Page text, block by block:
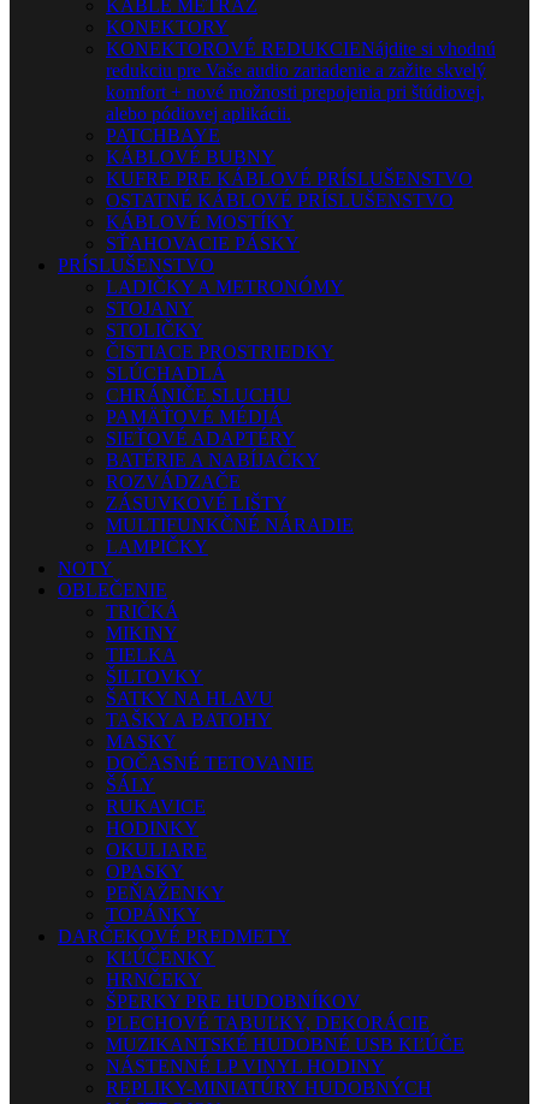
KÁBLE METRÁŽ
KONEKTORY
KONEKTOROVÉ REDUKCIENájdite si vhodnú
redukciu pre Vaše audio zariadenie a zažite skvelý
komfort + nové možnosti prepojenia pri štúdiovej,
alebo pódiovej aplikácii.
PATCHBAYE
KÁBLOVÉ BUBNY
KUFRE PRE KÁBLOVÉ PRÍSLUŠENSTVO
OSTATNÉ KÁBLOVÉ PRÍSLUŠENSTVO
KÁBLOVÉ MOSTÍKY
SŤAHOVACIE PÁSKY
PRÍSLUŠENSTVO
LADIČKY A METRONÓMY
STOJANY
STOLIČKY
ČISTIACE PROSTRIEDKY
SLÚCHADLÁ
CHRÁNIČE SLUCHU
PAMÄŤOVÉ MÉDIÁ
SIEŤOVÉ ADAPTÉRY
BATÉRIE A NABÍJAČKY
ROZVÁDZAČE
ZÁSUVKOVÉ LIŠTY
MULTIFUNKČNÉ NÁRADIE
LAMPIČKY
NOTY
OBLEČENIE
TRIČKÁ
MIKINY
TIELKA
ŠILTOVKY
ŠATKY NA HLAVU
TAŠKY A BATOHY
MASKY
DOČASNÉ TETOVANIE
ŠÁLY
RUKAVICE
HODINKY
OKULIARE
OPASKY
PEŇAŽENKY
TOPÁNKY
DARČEKOVÉ PREDMETY
KĽÚČENKY
HRNČEKY
ŠPERKY PRE HUDOBNÍKOV
PLECHOVÉ TABUĽKY, DEKORÁCIE
MUZIKANTSKÉ HUDOBNÉ USB KĽÚČE
NÁSTENNÉ LP VINYL HODINY
REPLIKY-MINIATÚRY HUDOBNÝCH